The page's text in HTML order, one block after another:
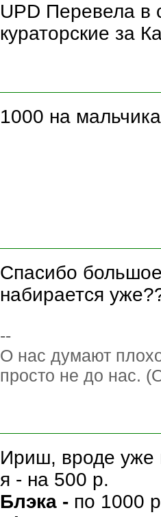
UPD Перевела в
кураторские за
1000 на
Спасибо
набирается
--
О нас думают
просто не до нас.
Ириш, вроде уже
я - на 500 р.
Блэка - по 1000